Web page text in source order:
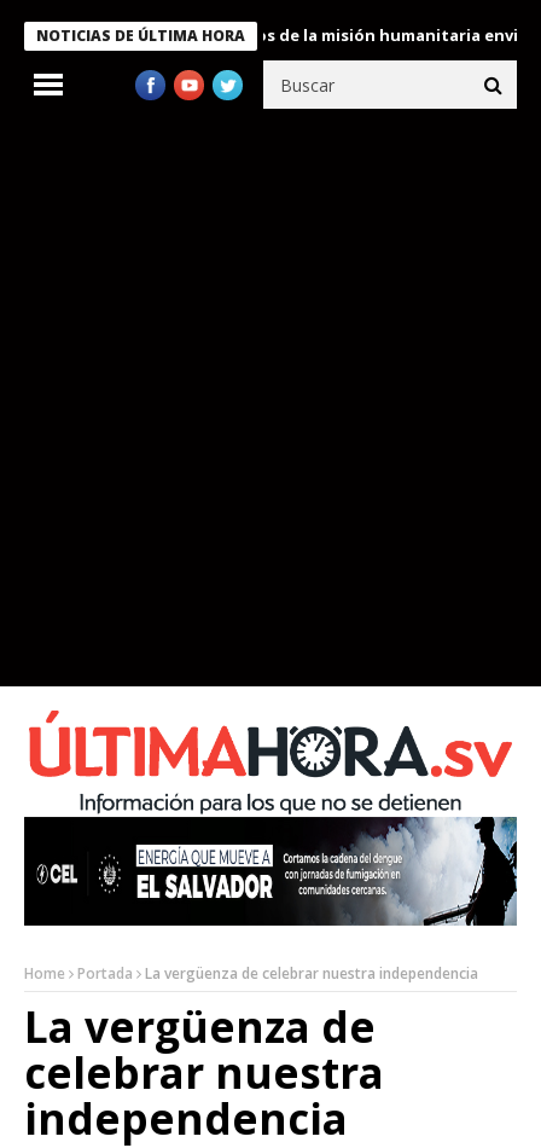
NOTICIAS DE ÚLTIMA HORA
condecora a miembros de la misión humanitaria enviada a
Home Portada La vergüenza de celebrar nuestra independencia
La vergüenza de
celebrar nuestra
independencia